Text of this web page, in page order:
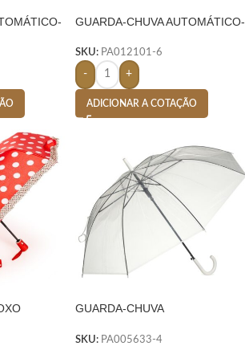
GUARDA-CHUVA AUTOMÁTICO-
SKU: PA012101-6
- +
ADICIONAR A COTAÇÃO
GUARDA-CHUVA
SKU: PA005633-4